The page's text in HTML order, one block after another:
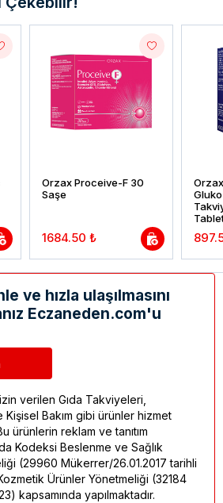
Orzax Proceive-F 30
Saşe
1684.50 ₺
ve hızla ulaşılmasını
Eczaneden.com'u
verilen Gıda Takviyeleri,
Bakım gibi ürünler hizmet
ürünlerin reklam ve tanıtım
Kodeksi Beslenme ve Sağlık
(29960 Mükerrer/26.01.2017 tarihli
Ürünler Yönetmeliği (32184
kapsamında yapılmaktadır.